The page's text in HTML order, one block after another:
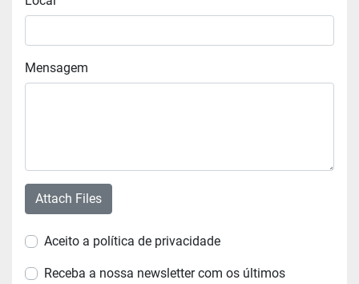
Mensagem
Attach Files
Aceito a política de privacidade
Receba a nossa newsletter com os últimos